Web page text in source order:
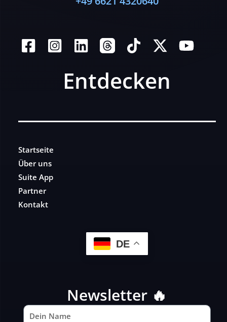
Entdecken
Startseite
Über uns
Suite App
Partner
Kontakt
DE
Newsletter 🔥